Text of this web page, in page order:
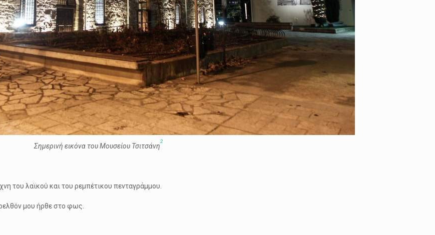
Σημερινή εικόνα του Μουσείου Τσιτσάνη
2
του λαϊκού και του ρεμπέτικου πενταγράμμου.
μου ήρθε στο φως.